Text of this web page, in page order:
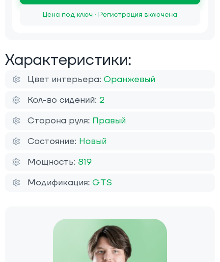
Цена под ключ · Регистрация включена
Характеристики:
Цвет интерьера: Оранжевый
Кол-во сидений: 2
Сторона руля: Правый
Состояние: Новый
Мощность: 819
Модификация: GTS